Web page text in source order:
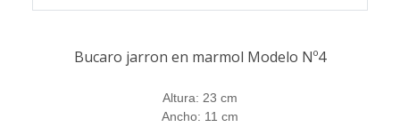
Bucaro jarron en marmol Modelo Nº4
Altura: 23 cm
Ancho: 11 cm